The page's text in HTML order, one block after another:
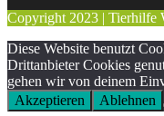
Copyright 2023 | Tierhilfe
Diese Website benutzt
Drittanbieter Cookies
gehen wir von deinem
Akzeptieren
Ablehnen